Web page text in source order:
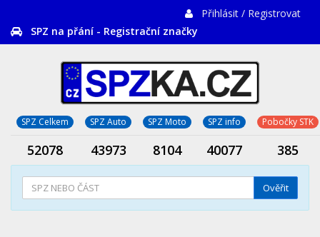
Přihlásit / Registrovat
SPZ na přání - Registrační značky
SPZ Celkem SPZ Auto SPZ Moto SPZ info Pobočky STK
52078 43973 8104 40077 385
Ověřit